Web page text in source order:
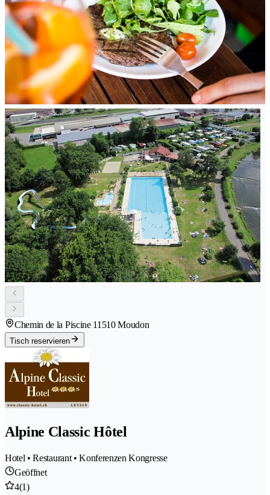
Chemin de la Piscine 11510 Moudon
Tisch reservieren
Alpine Classic Hôtel
Hotel • Restaurant • Konferenzen Kongresse
Geöffnet
4(1)